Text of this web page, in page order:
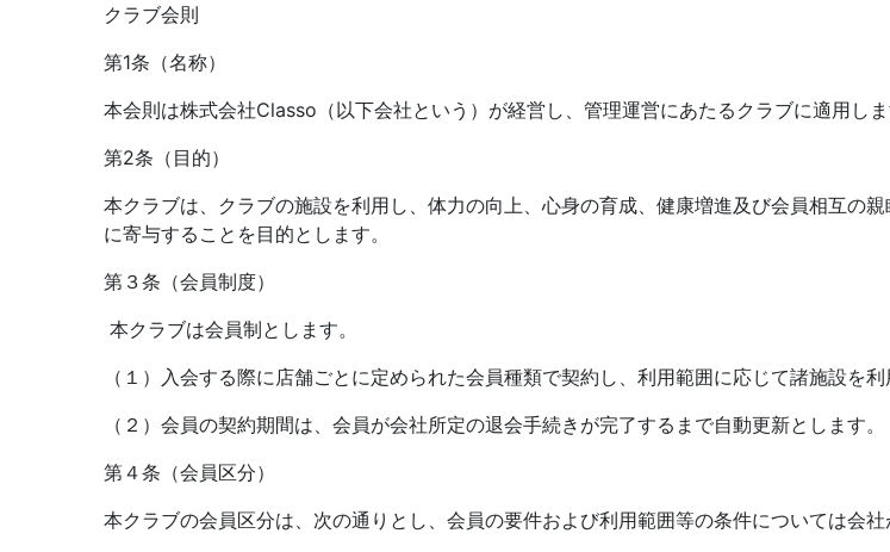
クラブ会則
第1条（名称）
本会則は株式会社Classo（以下会社という）が経営し、管理運営にあたるクラブに適用しま
第2条（目的）
本クラブは、クラブの施設を利用し、体力の向上、心身の育成、健康増進及び会員相互の
に寄与することを目的とします。
第３条（会員制度）
本クラブは会員制とします。
（１）入会する際に店舗ごとに定められた会員種類で契約し、利用範囲に応じて諸施設を利
（２）会員の契約期間は、会員が会社所定の退会手続きが完了するまで自動更新とします。
第４条（会員区分）
本クラブの会員区分は、次の通りとし、会員の要件および利用範囲等の条件については会社